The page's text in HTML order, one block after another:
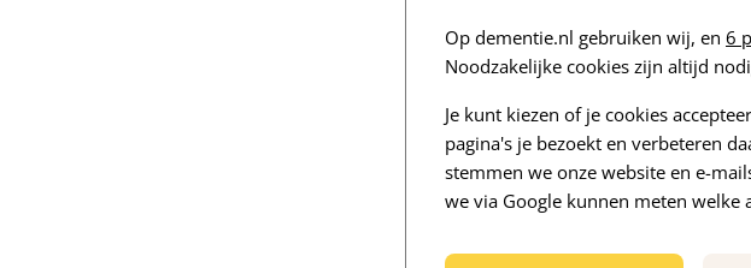
Op dementie.nl gebruiken wij, en 6
Noodzakelijke cookies zijn altijd
Je kunt kiezen of je cookies
pagina's je bezoekt en verbeteren
stemmen we onze website en e-
we via Google kunnen meten welke